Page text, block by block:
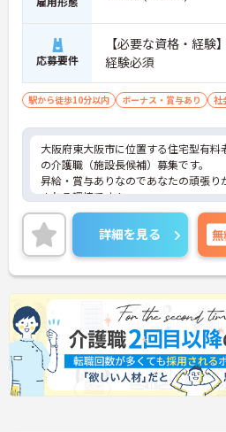
応募要件
【必要な資格・経
経験必須
駅から徒歩10分以内 ボーナス・賞与あり 社
大阪府東大阪市に位置する住宅型有料
の介護職（施設長候補）募集です。
昇給・賞与ありなのであなたの頑張り
される環境です！
最寄り駅から徒歩3分の好立地なとこ
イント♪
ご興味のある方はご面接のポイントお
でご気軽にお問合せください。
詳細を見る